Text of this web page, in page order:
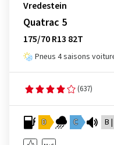
Vredestein
Quatrac 5
175/70 R13 82T
Pneus 4 saisons
(637)
D C B